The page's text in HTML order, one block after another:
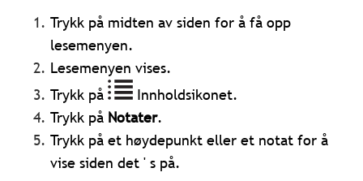
Trykk på midten av siden for å få opp
lesemenyen.
Lesemenyen vises.
Trykk på
Innholdsikonet.
Trykk på Notater.
Trykk på et høydepunkt eller et notat for å
vise siden det ' s på.